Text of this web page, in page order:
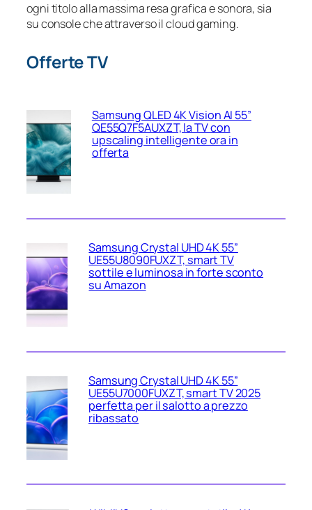
ogni titolo alla massima resa grafica e sonora, sia
su console che attraverso il cloud gaming.
Offerte TV
Samsung QLED 4K Vision AI 55”
QE55Q7F5AUXZT, la TV con
upscaling intelligente ora in
offerta
Samsung Crystal UHD 4K 55”
UE55U8090FUXZT, smart TV
sottile e luminosa in forte sconto
su Amazon
Samsung Crystal UHD 4K 55”
UE55U7000FUXZT, smart TV 2025
perfetta per il salotto a prezzo
ribassato